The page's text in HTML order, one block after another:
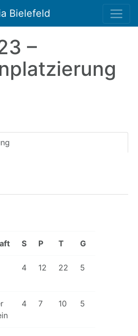
Bielefeld
–
S P T G
4 12 22 5
4 7 10 5